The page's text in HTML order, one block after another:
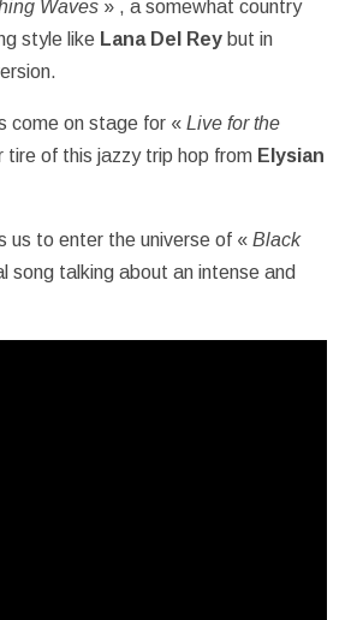
Waves » , a somewhat country
style like Lana Del Rey but in
come on stage for « Live for the
tire of this jazzy trip hop from Elysian
us to enter the universe of « Black
song talking about an intense and